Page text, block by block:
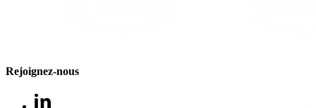
Rejoignez-nous